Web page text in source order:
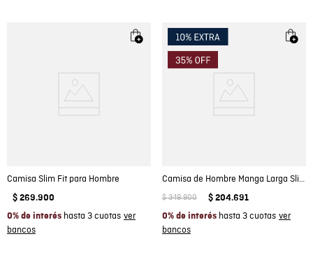
Camisa Slim Fit para Hombre
$ 269.900
0% de interés hasta 3 cuotas
Camisa de Hombre Manga Larga Slim Fit Miniprint Cuadros Preteñidos en Mezcla de Algodón y Coolmax
$ 349.900 $ 204.691
0% de interés hasta 3 cuotas